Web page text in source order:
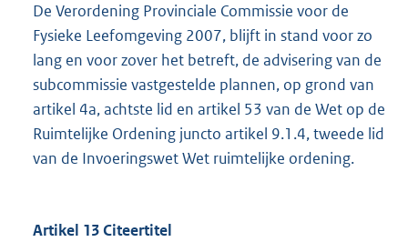
De Verordening Provinciale Commissie voor de
Fysieke Leefomgeving 2007, blijft in stand voor zo
lang en voor zover het betreft, de advisering van de
subcommissie vastgestelde plannen, op grond van
artikel 4a, achtste lid en artikel 53 van de Wet op de
Ruimtelijke Ordening juncto artikel 9.1.4, tweede lid
van de Invoeringswet Wet ruimtelijke ordening.
Artikel 13 Citeertitel